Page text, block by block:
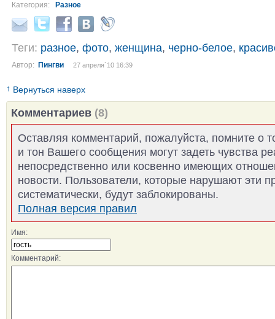
Категория: Разное
Теги: разное, фото, женщина, черно-белое,
Автор: Пингви 27 апреля´10 16:39
↑ Вернуться наверх
Комментариев (8)
Оставляя комментарий, пожалуйста, помните о
и тон Вашего сообщения могут задеть чувства
непосредственно или косвенно имеющих
новости. Пользователи, которые нарушают эти
систематически, будут заблокированы.
Полная версия правил
Имя:
Комментарий: